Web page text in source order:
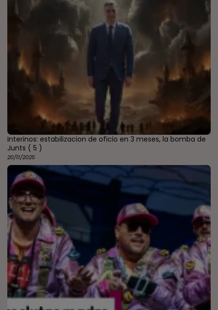
Interinos: estabilizacion de oficio en 3 meses, la bomba de
Junts ( 5 )
20/11/2025